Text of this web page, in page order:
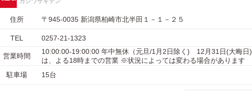
住所 〒945-0035 新潟県柏崎市北半田１－１－２５
TEL 0257-21-1323
営業時間
10:00:00-19:00:00 年中無休（元旦/1月2日除く) 12月31日(大晦日)
は、よる18時までの営業 ※状況によっては変わる場合があります
駐車場
15台